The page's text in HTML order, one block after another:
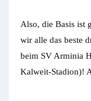
Also, die Basis ist
wir alle das beste
beim SV Arminia
Kalweit-Stadion)!